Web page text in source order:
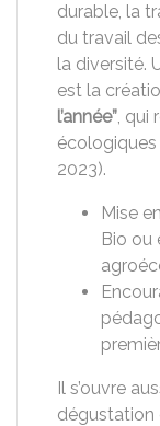
durable, la
du travail
la diversité.
est la
l’année”, qui
écologiques
2023).
Mise
Bio ou
Il s’ouvre
dégustation